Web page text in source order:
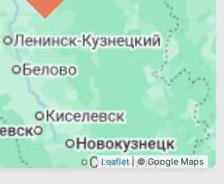
Leaflet| © Google Maps